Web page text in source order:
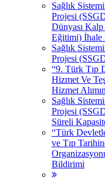
Sağlık
Projesi
Dünyası
Eğitimi) İhale
Sağlık
Projesi
“9. Türk Tıp
Hizmet Ve
Hizmet
Sağlık
Projesi
Süreli
“Türk
ve Tıp
Bildirimi